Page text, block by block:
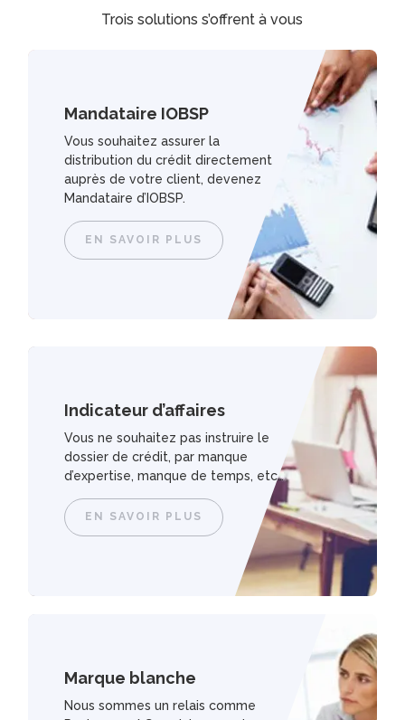
Trois solutions s’offrent à vous
Mandataire IOBSP
Vous souhaitez assurer la
distribution du crédit directement
auprès de votre client, devenez
Mandataire d’IOBSP.
EN SAVOIR PLUS
Indicateur d’affaires
Vous ne souhaitez pas instruire le
dossier de crédit, par manque
d’expertise, manque de temps, etc…
EN SAVOIR PLUS
Marque blanche
Nous sommes un relais comme